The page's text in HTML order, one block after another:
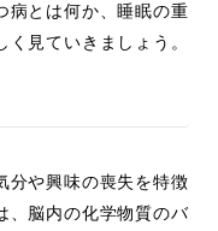
病とは何か、睡眠の重
見ていきましょう。
分や興味の喪失を特徴
、脳内の化学物質のバ